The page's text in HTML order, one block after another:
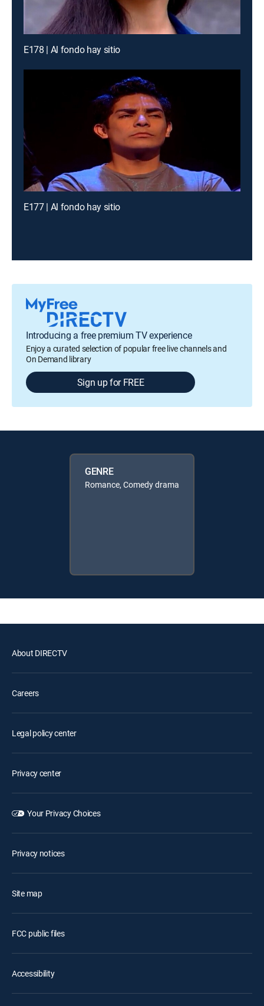
E178 | Al fondo hay sitio
E177 | Al fondo hay sitio
Introducing a free premium TV experience
Enjoy a curated selection of popular free live channels and
On Demand library
Sign up for FREE
GENRE
Romance, Comedy drama
About DIRECTV
Careers
Legal policy center
Privacy center
Your Privacy Choices
Privacy notices
Site map
FCC public files
Accessibility